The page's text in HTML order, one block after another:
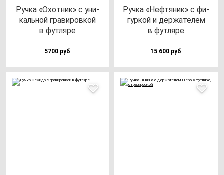
Руч­ка «Охот­ник» с уни­
каль­ной гра­ви­ров­кой
в фут­ля­ре
5700 руб
Руч­ка «Неф­тя­ник» с фи­
гур­кой и дер­жа­те­лем
в фут­ля­ре
15 600 руб